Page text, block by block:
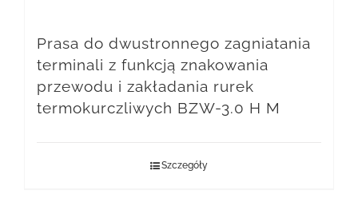
Prasa do dwustronnego zagniatania
terminali z funkcją znakowania
przewodu i zakładania rurek
termokurczliwych BZW-3.0 H M
Szczegóły